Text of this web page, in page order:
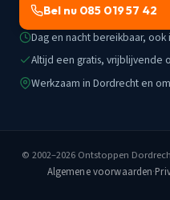
Bel nu 085 019 57 42
Dag en nacht bereikbaar,
Altijd een gratis, vrijblijvende
Werkzaam in Dordrecht en
© 2002–2026 Ontstoppen
Algemene voorwaarden·